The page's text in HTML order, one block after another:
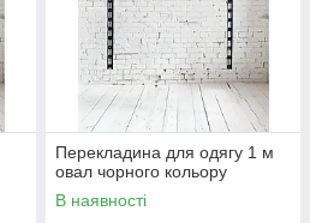
Перекладина для одягу 1 м
овал чорного кольору
В наявності